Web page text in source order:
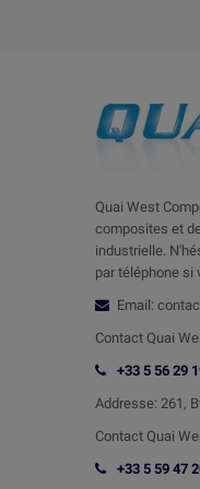
Quai West
composites et
industrielle.
par téléphone si
Email:
Contact Quai
+33 5 56 29
Addresse: 261,
Contact Quai
+33 5 59 47